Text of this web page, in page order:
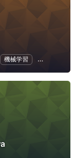
機械学習 Docker